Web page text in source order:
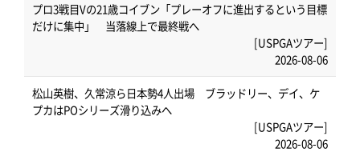
プロ3戦目Vの21歳コイブン「プレーオフに進出するという目標
だけに集中」 当落線上で最終戦へ
[USPGAツアー]
2026-08-06
松山英樹、久常涼ら日本勢4人出場 ブラッドリー、デイ、ケ
プカはPOシリーズ滑り込みへ
[USPGAツアー]
2026-08-06